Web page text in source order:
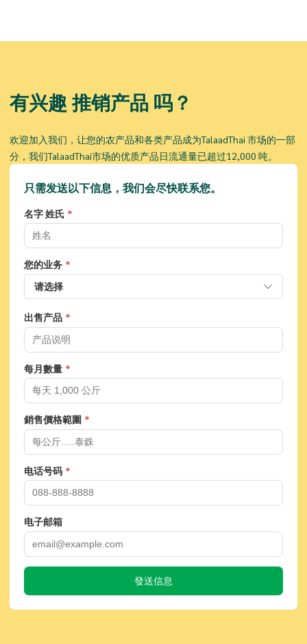
有兴趣 推销产品 吗？
欢迎加入我们，让您的农产品和各类产品成为TalaadThai 市场的一部
分，我们TalaadThai市场的优质产品日流通量已超过12,000 吨。
只需发送以下信息，我们会尽快联系您。
名字 姓氏
您的业务
请选择
出售产品
每月數量
銷售價格範圍
电话号码
电子邮箱
發送信息